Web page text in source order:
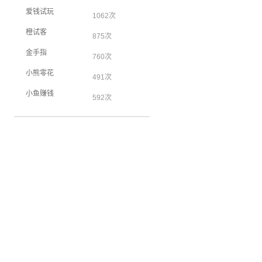
爱钱试玩
1062次
橙试客
875次
金手指
760次
小熊零花
491次
小鱼赚钱
592次